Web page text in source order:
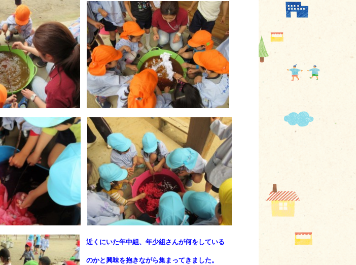
近くにいた年中組、年少組さんが何をしている
のかと興味を抱きながら集まってきました。